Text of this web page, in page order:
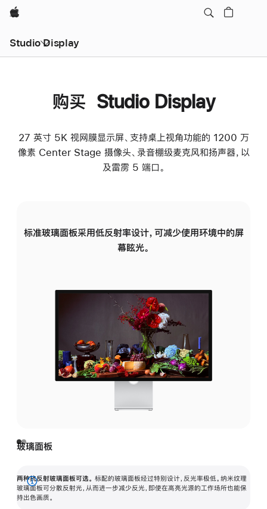
Apple
Studio Display
购买 Studio Display
27 英寸 5K 视网膜显示屏、支持桌上视角功能的 1200 万
像素 Center Stage 摄像头、录音棚级麦克风和扬声器，以
及雷雳 5 端口。
标准玻璃面板采用低反射率设计，可减少使用环境中的屏
幕眩光。
玻璃面板
两种抗反射玻璃面板可选。 标配的玻璃面板经过特别设计，反光率极低。纳米纹理
玻璃面板可分散反射光，从而进一步减少反光，即使在高亮光源的工作场所也能保
持出色画质。
展
开